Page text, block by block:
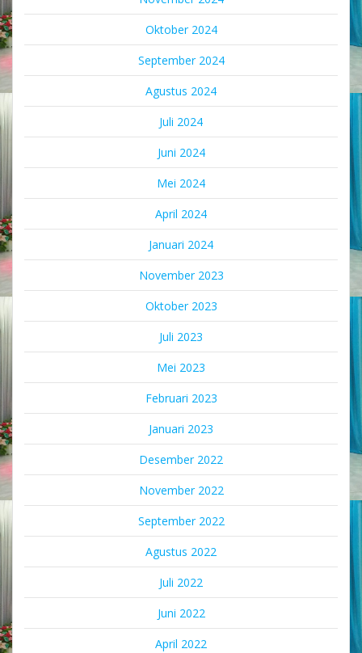
Oktober 2024
September 2024
Agustus 2024
Juli 2024
Juni 2024
Mei 2024
April 2024
Januari 2024
November 2023
Oktober 2023
Juli 2023
Mei 2023
Februari 2023
Januari 2023
Desember 2022
November 2022
September 2022
Agustus 2022
Juli 2022
Juni 2022
April 2022